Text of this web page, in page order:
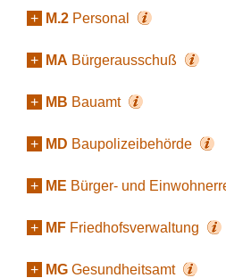
+ M.2 Personal
+ MA Bürgerausschuß
+ MB Bauamt
+ MD Baupolizeibehörde
+ ME Bürger- und
+ MF Friedhofsverwaltung
+ MG Gesundheitsamt